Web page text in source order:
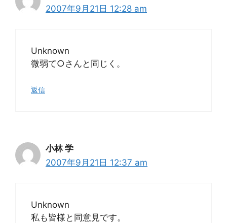
2007年9月21日 12:28 am
Unknown
微弱て○さんと同じく。
返信
小林 学
2007年9月21日 12:37 am
Unknown
私も皆様と同意見です。